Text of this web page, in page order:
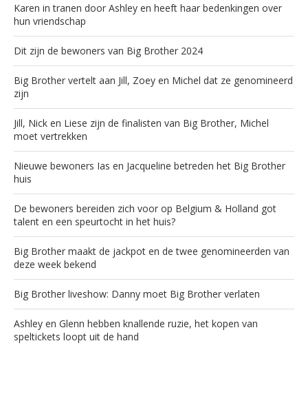
Karen in tranen door Ashley en heeft haar bedenkingen over
hun vriendschap
Dit zijn de bewoners van Big Brother 2024
Big Brother vertelt aan Jill, Zoey en Michel dat ze genomineerd
zijn
Jill, Nick en Liese zijn de finalisten van Big Brother, Michel
moet vertrekken
Nieuwe bewoners Ias en Jacqueline betreden het Big Brother
huis
De bewoners bereiden zich voor op Belgium & Holland got
talent en een speurtocht in het huis?
Big Brother maakt de jackpot en de twee genomineerden van
deze week bekend
Big Brother liveshow: Danny moet Big Brother verlaten
Ashley en Glenn hebben knallende ruzie, het kopen van
speltickets loopt uit de hand